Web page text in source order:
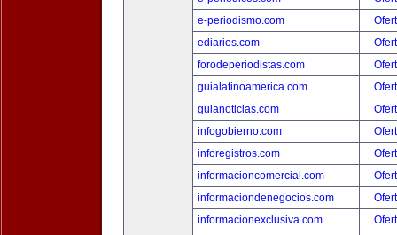
e-periodismo.com
ediarios.com
forodeperiodistas.com
guialatinoamerica.com
guianoticias.com
infogobierno.com
inforegistros.com
informacioncomercial.com
informaciondenegocios.com
informacionexclusiva.com